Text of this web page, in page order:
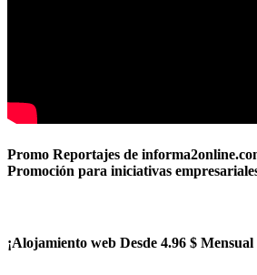
Promo Reportajes de
Promoción para iniciativas
¡Alojamiento web Desde 4.96 $ Mensual